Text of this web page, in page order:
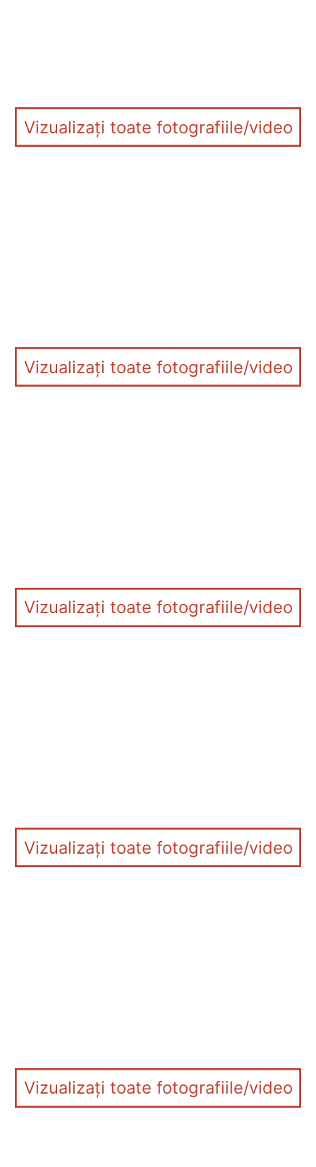
Vizualizați toate fotografiile/video
Vizualizați toate fotografiile/video
Vizualizați toate fotografiile/video
Vizualizați toate fotografiile/video
Vizualizați toate fotografiile/video